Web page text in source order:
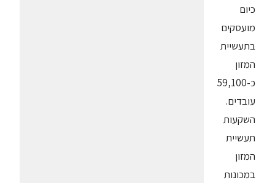
כיום
מועסקים
בתעשיית
המזון
כ-59,100
עובדים.
השקעות
תעשיית
המזון
במכונות